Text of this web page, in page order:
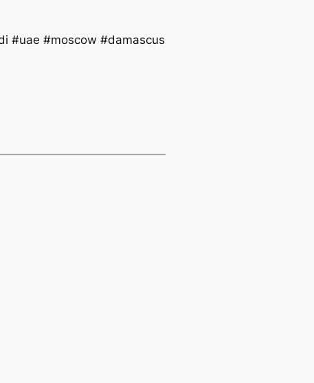
#uae #moscow #damascus